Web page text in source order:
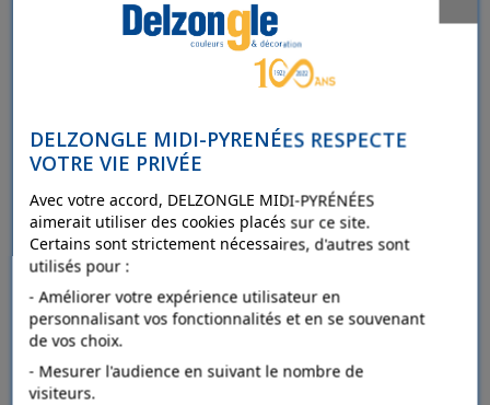
Ajouter au comparateur
OCAI Cartouches masques
DELZONGLE MIDI-PYRENÉES RESPECTE
VOTRE VIE PRIVÉE
Avec votre accord, DELZONGLE MIDI-PYRÉNÉES
aimerait utiliser des cookies placés sur ce site.
Certains sont strictement nécessaires, d'autres sont
utilisés pour :
- Améliorer votre expérience utilisateur en
personnalisant vos fonctionnalités et en se souvenant
de vos choix.
- Mesurer l'audience en suivant le nombre de
visiteurs.